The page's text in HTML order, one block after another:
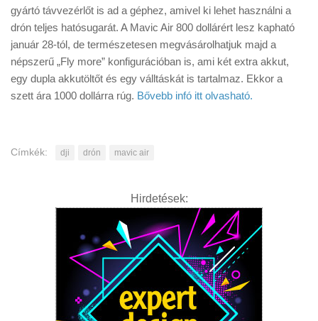
gyártó távvezérlőt is ad a géphez, amivel ki lehet használni a
drón teljes hatósugarát. A Mavic Air 800 dollárért lesz kapható
január 28-tól, de természetesen megvásárolhatjuk majd a
népszerű „Fly more” konfigurációban is, ami két extra akkut,
egy dupla akkutöltőt és egy válltáskát is tartalmaz. Ekkor a
szett ára 1000 dollárra rúg. Bővebb infó itt olvasható.
Címkék: dji drón mavic air
Hirdetések: